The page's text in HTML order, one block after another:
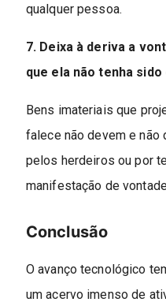
qualquer pessoa.
7. Deixa à deriva a
que ela não tenha
Bens imateriais que
falece não devem e
pelos herdeiros ou por
manifestação de
Conclusão
O avanço tecnológico
um acervo imenso de